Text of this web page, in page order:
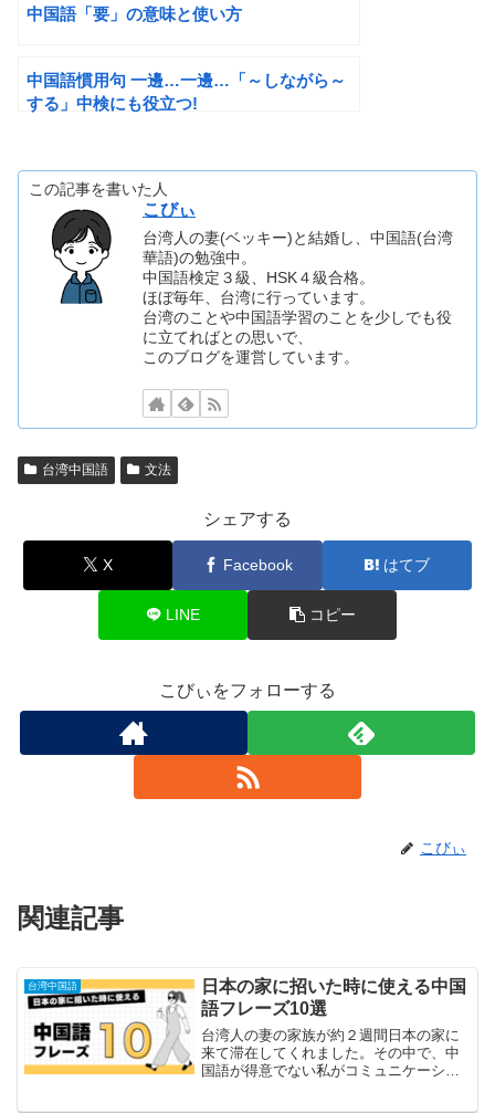
中国語「要」の意味と使い方
中国語慣用句 一邊…一邊…「～しながら～
する」中検にも役立つ!
この記事を書いた人
こびぃ
台湾人の妻(ベッキー)と結婚し、中国語(台湾
華語)の勉強中。
中国語検定３級、HSK４級合格。
ほぼ毎年、台湾に行っています。
台湾のことや中国語学習のことを少しでも役
に立てればとの思いで、
このブログを運営しています。
台湾中国語 文法
シェアする
X Facebook はてブ
LINE コピー
こびぃをフォローする
こびぃ
関連記事
台湾中国語
日本の家に招いた時に使える中国
語フレーズ10選
台湾人の妻の家族が約２週間日本の家に
来て滞在してくれました。その中で、中
国語が得意でない私がコミュニケーショ